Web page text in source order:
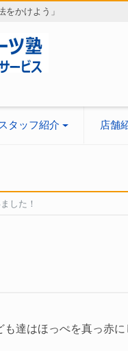
かけよう」
スタッフ紹介 店舗
した！
達はほっぺを真っ赤